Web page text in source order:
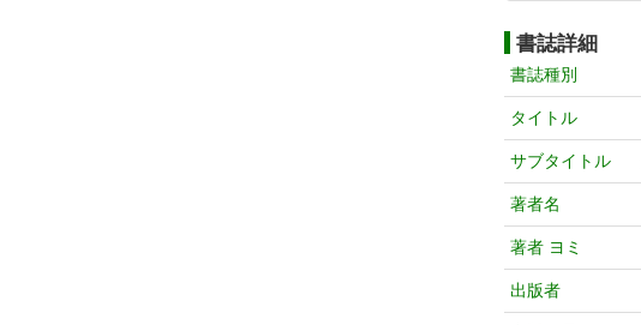
書誌詳細
書誌種別
タイトル
サブタイトル
著者名
著者 ヨミ
出版者